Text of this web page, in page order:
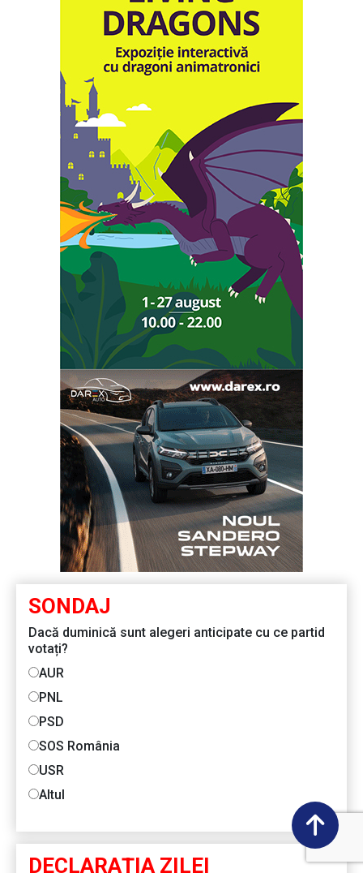
SONDAJ
Dacă duminică sunt alegeri anticipate cu ce partid
votați?
AUR
PNL
PSD
SOS România
USR
Altul
DECLARAŢIA ZILEI